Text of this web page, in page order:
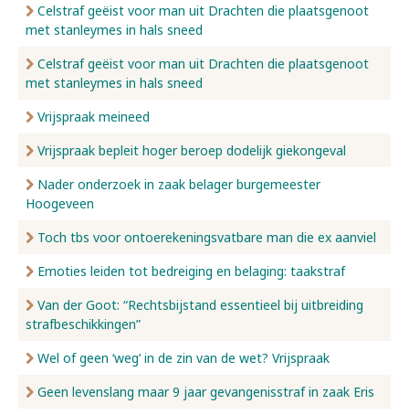
Celstraf geëist voor man uit Drachten die plaatsgenoot
met stanleymes in hals sneed
Celstraf geëist voor man uit Drachten die plaatsgenoot
met stanleymes in hals sneed
Vrijspraak meineed
Vrijspraak bepleit hoger beroep dodelijk giekongeval
Nader onderzoek in zaak belager burgemeester
Hoogeveen
Toch tbs voor ontoerekeningsvatbare man die ex aanviel
Emoties leiden tot bedreiging en belaging: taakstraf
Van der Goot: “Rechtsbijstand essentieel bij uitbreiding
strafbeschikkingen”
Wel of geen ‘weg’ in de zin van de wet? Vrijspraak
Geen levenslang maar 9 jaar gevangenisstraf in zaak Eris